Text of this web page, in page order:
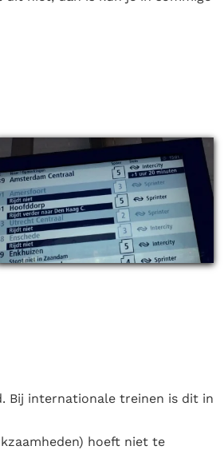
Bij internationale treinen is dit in
hoeft niet te